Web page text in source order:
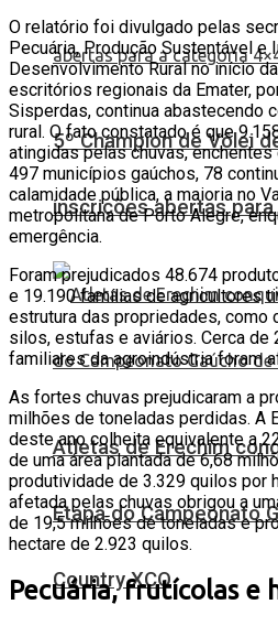
5º Champion de Vôlei
inscrições abertas
Atletas de Erechim
Etapa do Campeonato
Country XCO
O relatório foi divulgado pelas
Pecuária, Produção Sustentável e
Desenvolvimento Rural no início
escritórios regionais da Emater,
Sisperdas, continua abastecendo
rural. O fato constatado é que
atingidas pelas chuvas,
497 municípios gaúchos, 78
calamidade pública, a maioria no
metropolitana de Porto Alegre,
emergência.
Foram prejudicados 48.674
e 19.190 famílias de agricultores
estrutura das propriedades, como
silos, estufas e aviários. Cerca de
familiares da agroindústria foram
As fortes chuvas prejudicaram a
milhões de toneladas perdidas. A
deste ano colheita equivalente a
de uma área plantada de 6,68
produtividade de 3.329 quilos por
afetada pelas chuvas obrigou a
de 19,5 milhões de toneladas e
hectare de 2.923 quilos.
Pecuária, frutícolas e